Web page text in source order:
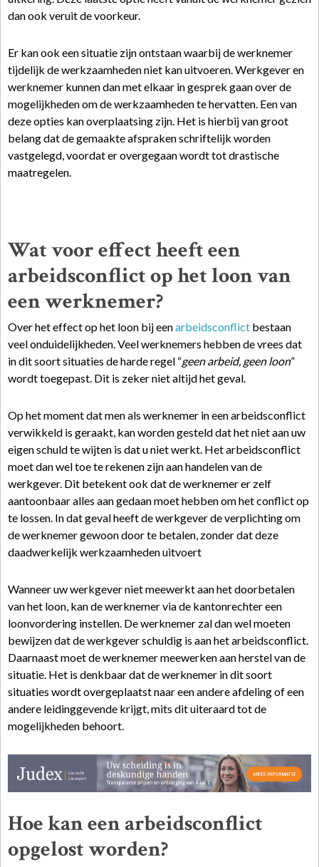
dan ook veruit de voorkeur.
Er kan ook een situatie zijn ontstaan waarbij de werknemer
tijdelijk de werkzaamheden niet kan uitvoeren. Werkgever en
werknemer kunnen dan met elkaar in gesprek gaan over de
mogelijkheden om de werkzaamheden te hervatten. Een van
deze opties kan overplaatsing zijn. Het is hierbij van groot
belang dat de gemaakte afspraken schriftelijk worden
vastgelegd, voordat er overgegaan wordt tot drastische
maatregelen.
Wat voor effect heeft een
arbeidsconflict op het loon van
een werknemer?
Over het effect op het loon bij eenarbeidsconflict bestaan
veel onduidelijkheden. Veel werknemers hebben de vrees dat
in dit soort situaties de harde regel “geen arbeid, geen loon”
wordt toegepast. Dit is zeker niet altijd het geval.
Op het moment dat men als werknemer in een arbeidsconflict
verwikkeld is geraakt, kan worden gesteld dat het niet aan uw
eigen schuld te wijten is dat u niet werkt. Het arbeidsconflict
moet dan wel toe te rekenen zijn aan handelen van de
werkgever. Dit betekent ook dat de werknemer er zelf
aantoonbaar alles aan gedaan moet hebben om het conflict op
te lossen. In dat geval heeft de werkgever de verplichting om
de werknemer gewoon door te betalen, zonder dat deze
daadwerkelijk werkzaamheden uitvoert
Wanneer uw werkgever niet meewerkt aan het doorbetalen
van het loon, kan de werknemer via de kantonrechter een
loonvordering instellen. De werknemer zal dan wel moeten
bewijzen dat de werkgever schuldig is aan het arbeidsconflict.
Daarnaast moet de werknemer meewerken aan herstel van de
situatie. Het is denkbaar dat de werknemer in dit soort
situaties wordt overgeplaatst naar een andere afdeling of een
andere leidinggevende krijgt, mits dit uiteraard tot de
mogelijkheden behoort.
Hoe kan een arbeidsconflict
opgelost worden?